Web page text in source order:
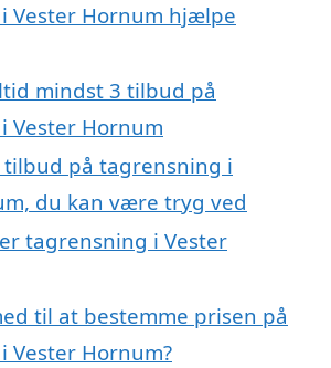
Vester Hornum hjælpe
mindst 3 tilbud på
Vester Hornum
tilbud på tagrensning i
du kan være tryg ved
tagrensning i Vester
til at bestemme prisen på
Vester Hornum?